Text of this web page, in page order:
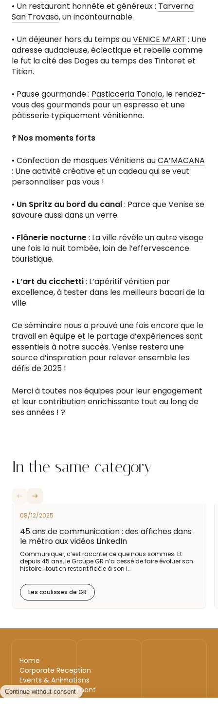
• Un restaurant honnête et généreux : Tarverna
San Trovaso, un incontournable.
• Un déjeuner hors du temps auVENICE M’ART : Une
adresse audacieuse, éclectique et rebelle comme
le fut la cité des Doges au temps des Tintoret et
Titien.
• Pause gourmande : Pasticceria Tonolo, le rendez-
vous des gourmands pour un espresso et une
pâtisserie typiquement vénitienne.
? Nos moments forts
• Confection de masques Vénitiens auCA’MACANA
: Une activité créative et un cadeau qui se veut
personnaliser pas vous !
• Un Spritz au bord du canal: Parce que Venise se
savoure aussi dans un verre.
• Flânerie nocturne: La ville révèle un autre visage
une fois la nuit tombée, loin de l’effervescence
touristique.
• L’art du cicchetti: L’apéritif vénitien par
excellence, à tester dans les meilleurs bacari de la
ville.
Ce séminaire nous a prouvé une fois encore que le
travail en équipe et le partage d’expériences sont
essentiels à notre succès. Venise restera une
source d’inspiration pour relever ensemble les
défis de 2025 !
Merci à toutes nos équipes pour leur engagement
et leur contribution enrichissante tout au long de
ses années ! ?
In the same category
08/12/2025
45 ans de communication : des affiches dans
le métro aux vidéos LinkedIn
Communiquer, c’est raconter ce que nous sommes. Et
depuis 45 ans, le Groupe GR n’a cessé de faire évoluer son
histoire… tout en restant fidèle à son i…
Les coulisses de GR
Home
Corporate Reception
Events & Animations
Interim & Recruitment
Blog